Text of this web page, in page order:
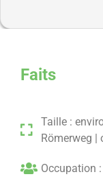
Faits
Taille :
Römerweg |
Occupation